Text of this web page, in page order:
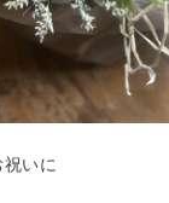
いに